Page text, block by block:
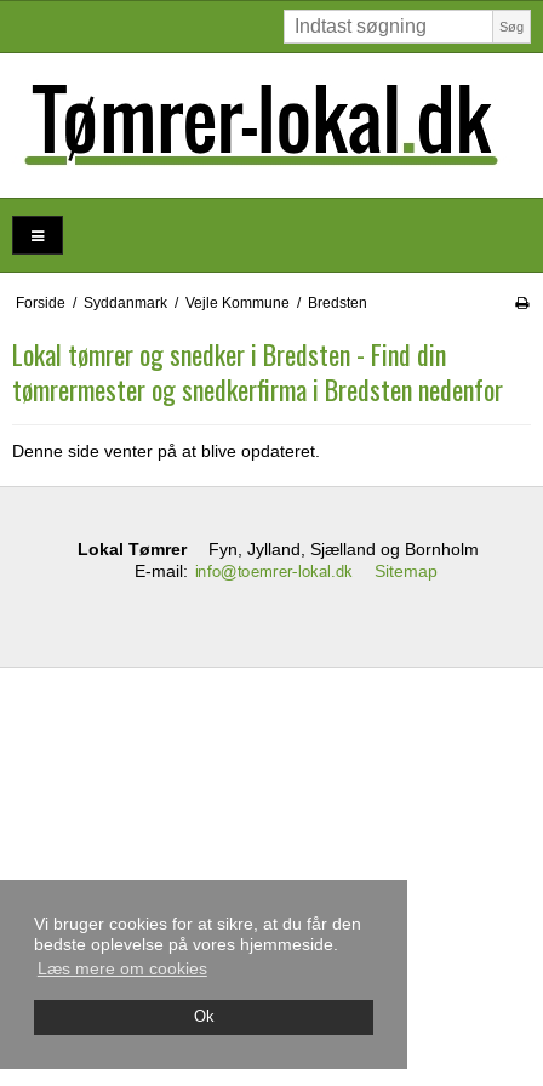
Vi bruger cookies for at sikre, at du får den
bedste oplevelse på vores hjemmeside.
Læs mere om cookies
Ok
Søg
Forside / Syddanmark / Vejle Kommune / Bredsten
Lokal tømrer og snedker i Bredsten - Find din
tømrermester og snedkerfirma i Bredsten nedenfor
Denne side venter på at blive opdateret.
Lokal Tømrer
Fyn, Jylland, Sjælland og Bornholm
E-mail: Sitemap